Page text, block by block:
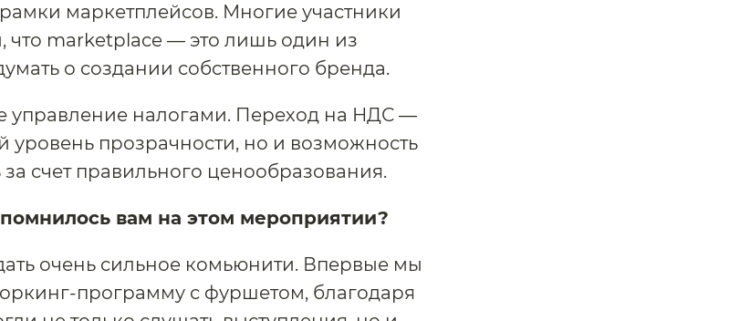
маркетплейсов. Многие участники
что marketplace — это лишь один из
о создании собственного бренда.
управление налогами. Переход на НДС —
уровень прозрачности, но и возможность
счет правильного ценообразования.
вам на этом мероприятии?
очень сильное комьюнити. Впервые мы
программу с фуршетом, благодаря